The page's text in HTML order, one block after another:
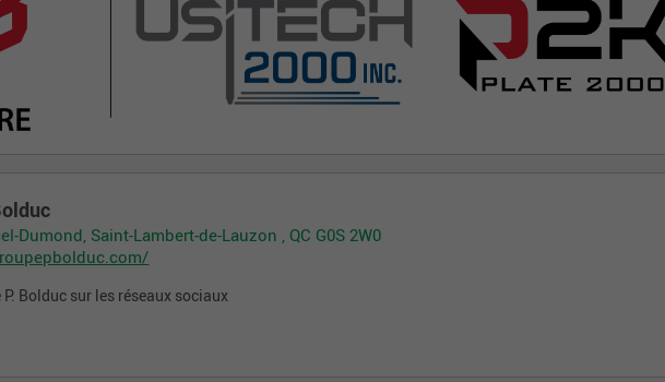
Dumond, Saint-Lambert-de-Lauzon , QC G0S 2W0
Bolduc sur les réseaux sociaux